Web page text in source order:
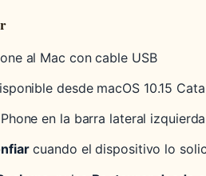
al Mac con cable USB
desde macOS 10.15
en la barra lateral izquierda
cuando el dispositivo lo